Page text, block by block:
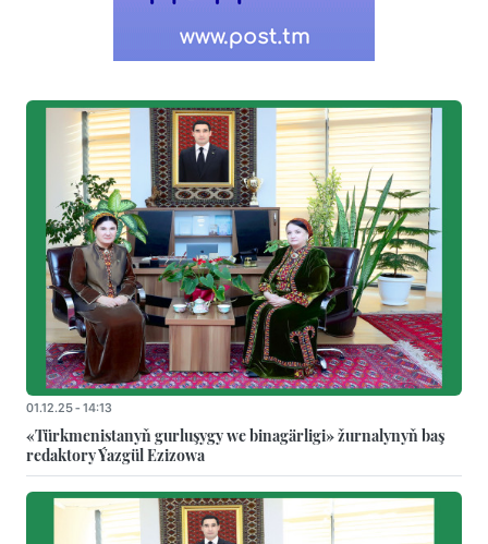
01.12.25 - 14:13
«Türkmenistanyň gurluşygy we binagärligi» žurnalynyň baş
redaktory Ýazgül Ezizowa